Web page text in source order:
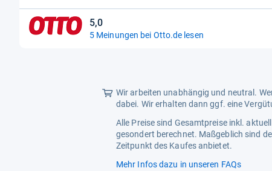
Sternen
5,0
5,0
von
5 Meinungen bei Otto.de lesen
Wir arbeiten unabhängig und neutral.
dabei. Wir erhalten dann ggf. eine
Alle Preise sind Gesamtpreise inkl.
gesondert berechnet. Maßgeblich sind
Zeitpunkt des Kaufes anbietet.
Mehr Infos dazu in unseren FAQs